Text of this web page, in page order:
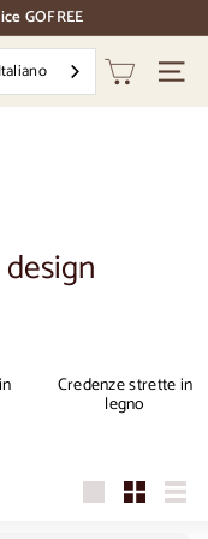
GOFREE
Italiano
Credenze strette in
legno
GrandePiccolo